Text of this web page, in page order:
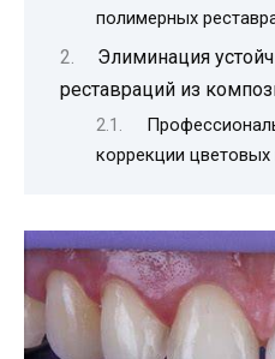
полимерных
Элиминация
реставраций из
коррекции цветовых